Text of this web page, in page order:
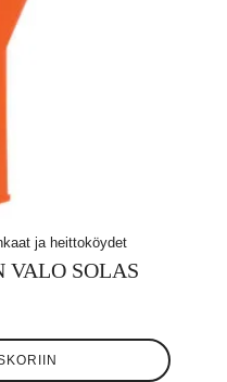
ja heittoköydet
VALO SOLAS